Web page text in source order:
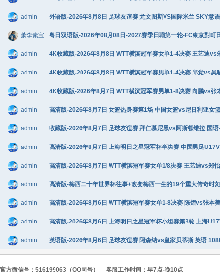
admin 外语版-2026年8月8日 足球友谊赛 尤文图斯VS国际米兰 SKY意
萧李素宝 粤日双语版-2026年08月08日-2027赛季日職第一轮-FC東京對町
admin 4K收藏版-2026年8月8日 WTT横滨冠军赛女单1-4决赛 王艺迪vs
admin 4K收藏版-2026年8月8日 WTT横滨冠军赛男单1-4决赛 邱党vs吴
admin 4K收藏版-2026年8月7日 WTT横滨冠军赛男单1-8决赛 向鹏vs
admin 高清版-2026年8月7日 女篮热身赛第1场 中国女篮vs尼日利亚女
admin 收藏版-2026年8月7日 足球友谊赛 拜仁慕尼黑vs阿斯顿维拉 国
admin 高清版-2026年8月7日 上海明日之星冠军杯半决赛 中国男足
admin 高清版-2026年8月7日 WTT横滨冠军赛女单1/8决赛 王艺迪vs郑
admin 高清版-梅西二十年世界杯往事+改变梅西一生的19个重大传奇
admin 高清版-2026年8月6日 WTT横滨冠军赛女单1-8决赛 陈熠vs张本
admin 高清版-2026年8月6日 上海明日之星冠军杯小组赛第3轮 上海
admin 英语版-2026年8月6日 足球友谊赛 阿森纳vs皇家贝蒂斯 英语
官方微信号：516199063（QQ同号） 客服工作时间：早7点-晚10点